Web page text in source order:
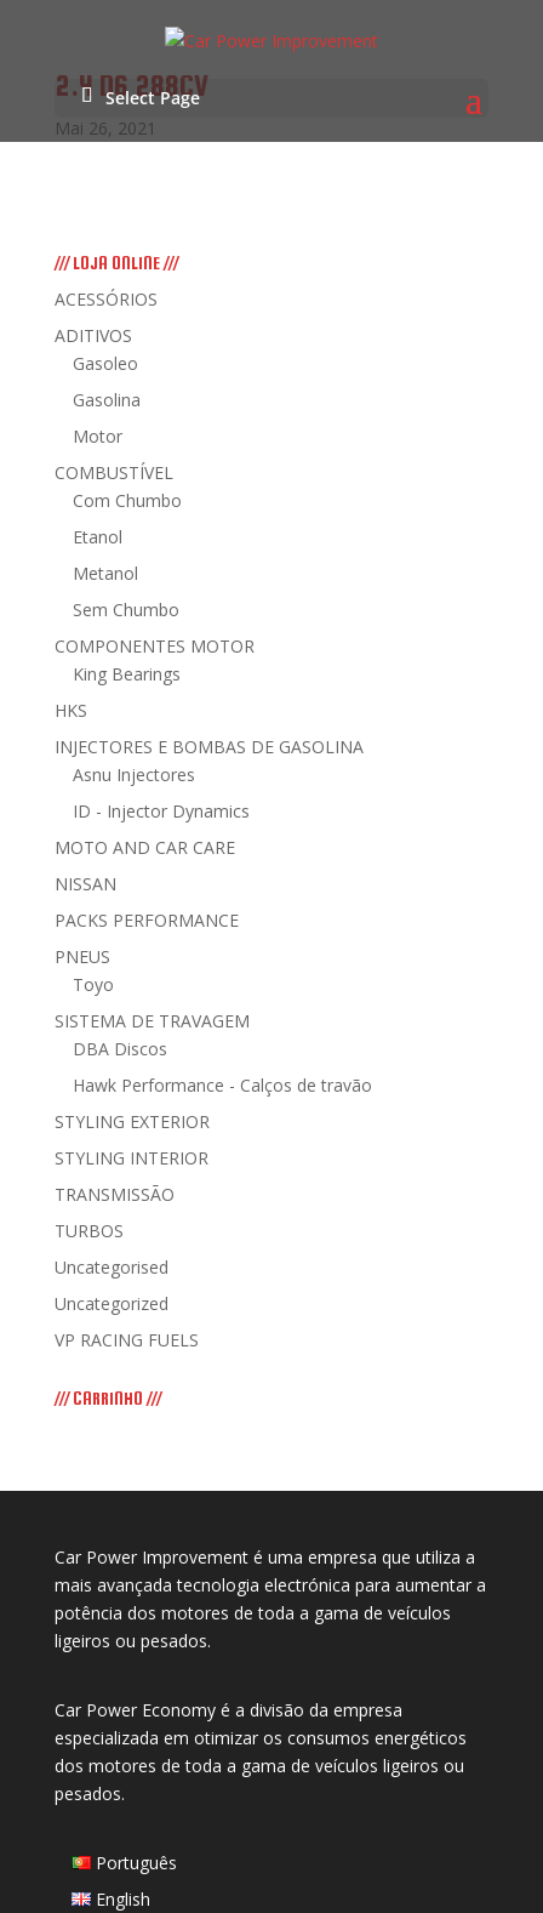
Select Page
2.4 D6 288CV
Mai 26, 2021
/// LOJA ONLINE ///
ACESSÓRIOS
ADITIVOS
Gasoleo
Gasolina
Motor
COMBUSTÍVEL
Com Chumbo
Etanol
Metanol
Sem Chumbo
COMPONENTES MOTOR
King Bearings
HKS
INJECTORES E BOMBAS DE GASOLINA
Asnu Injectores
ID - Injector Dynamics
MOTO AND CAR CARE
NISSAN
PACKS PERFORMANCE
PNEUS
Toyo
SISTEMA DE TRAVAGEM
DBA Discos
Hawk Performance - Calços de travão
STYLING EXTERIOR
STYLING INTERIOR
TRANSMISSÃO
TURBOS
Uncategorised
Uncategorized
VP RACING FUELS
/// CARRINHO ///
Car Power Improvement é uma empresa que utiliza a
mais avançada tecnologia electrónica para aumentar a
potência dos motores de toda a gama de veículos
ligeiros ou pesados.
Car Power Economy é a divisão da empresa
especializada em otimizar os consumos energéticos
dos motores de toda a gama de veículos ligeiros ou
pesados.
Português
English